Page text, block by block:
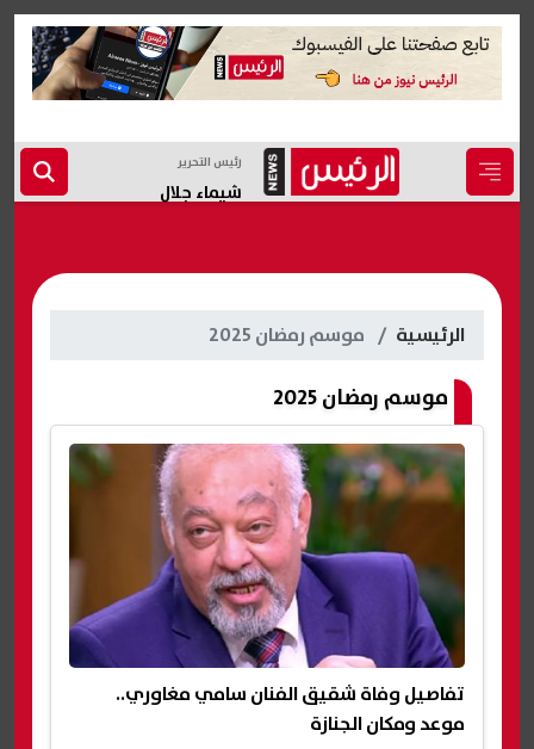
رئيس التحرير
شيماء جلال
الرئيسية موسم رمضان 2025
موسم رمضان 2025
تفاصيل وفاة شقيق الفنان سامي مغاوري..
موعد ومكان الجنازة